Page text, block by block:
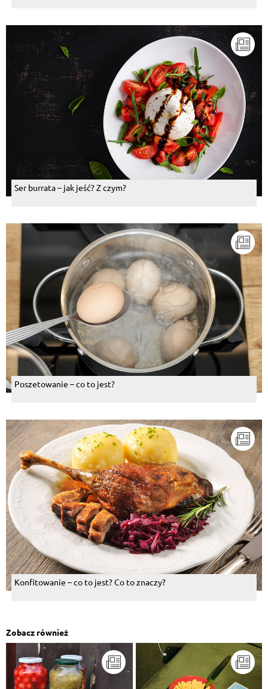
Ser burrata – jak jeść? Z czym?
Poszetowanie – co to jest?
Konfitowanie – co to jest? Co to znaczy?
Zobacz również